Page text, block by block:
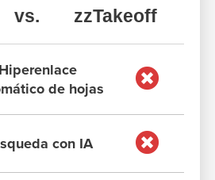
vs. zzTakeoff
Hiperenlace
de hojas
con IA